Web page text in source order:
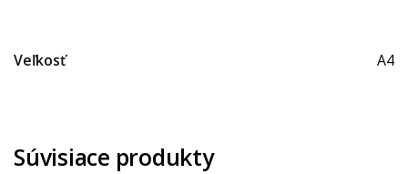
Veľkosť A4
Súvisiace produkty